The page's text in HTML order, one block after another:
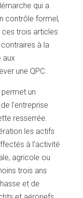
qui a
contrôle formel,
ces trois articles
à la
aux
une QPC.
un
l’entreprise
resserrée.
les actifs
à l’activité
agricole ou
trois ans
et de